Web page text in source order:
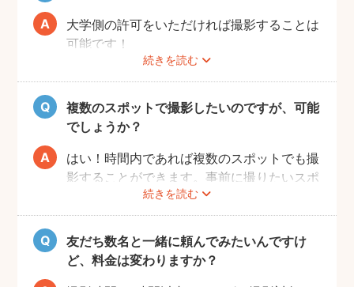
続きを読む
大学側の許可をいただければ撮影することは
可能です！
事前にユーザーご自身で必ず大学に撮影可否
のご確認をお願いいたします。
撮影許可の取り方はこちら
複数のスポットで撮影したいのですが、可能
でしょうか？
続きを読む
はい！時間内であれば複数のスポットでも撮
影することができます。事前に撮りたいスポ
ットや時間配分についてフォトグラファーと
相談しておくと当日スムースに撮影できるの
でおすすめです。
友だち数名と一緒に頼んでみたいんですけ
ど、料金は変わりますか？